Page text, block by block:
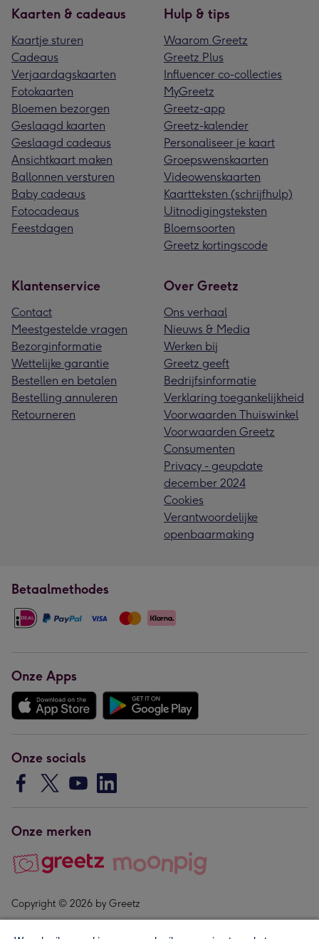
Kaarten & cadeaus
Kaartje sturen
Cadeaus
Verjaardagskaarten
Fotokaarten
Bloemen bezorgen
Geslaagd kaarten
Geslaagd cadeaus
Ansichtkaart maken
Ballonnen versturen
Baby cadeaus
Fotocadeaus
Feestdagen
Hulp & tips
Waarom Greetz
Greetz Plus
Influencer co-collecties
MyGreetz
Greetz-app
Greetz-kalender
Personaliseer je kaart
Groepswenskaarten
Videowenskaarten
Kaartteksten (schrijfhulp)
Uitnodigingsteksten
Bloemsoorten
Greetz kortingscode
Klantenservice
Contact
Meestgestelde vragen
Bezorginformatie
Wettelijke garantie
Bestellen en betalen
Bestelling annuleren
Retourneren
Over Greetz
Ons verhaal
Nieuws & Media
Werken bij
Greetz geeft
Bedrijfsinformatie
Verklaring toegankelijkheid
Voorwaarden Thuiswinkel
Voorwaarden Greetz
Consumenten
Privacy - geupdate
december 2024
Cookies
Verantwoordelijke
openbaarmaking
Betaalmethodes
Onze Apps
Onze socials
Onze merken
Copyright © 2026 by Greetz